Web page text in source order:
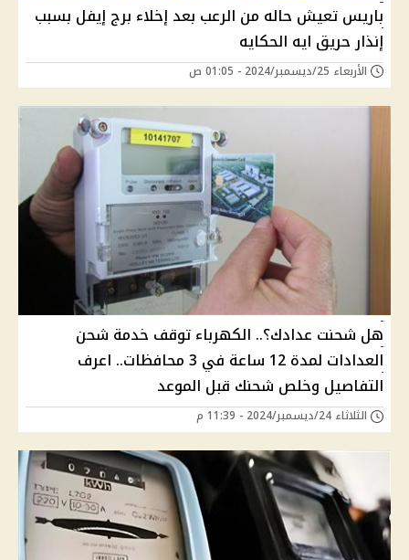
باريس تعيش حاله من الرعب بعد إخلاء برج إيفل بسبب
إنذار حريق ايه الحكايه
الأربعاء 25/ديسمبر/2024 - 01:05 ص
هل شحنت عدادك؟.. الكهرباء توقف خدمة شحن
العدادات لمدة 12 ساعة في 3 محافظات.. اعرف
التفاصيل وخلص شحنك قبل الموعد
الثلاثاء 24/ديسمبر/2024 - 11:39 م